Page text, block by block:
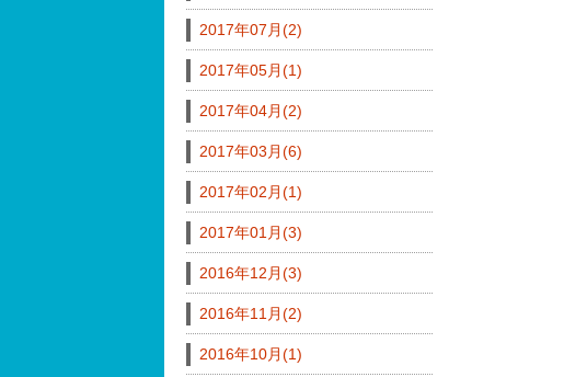
2017年07月(2)
2017年05月(1)
2017年04月(2)
2017年03月(6)
2017年02月(1)
2017年01月(3)
2016年12月(3)
2016年11月(2)
2016年10月(1)